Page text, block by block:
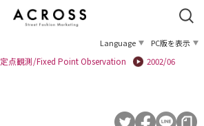
Language
PC版を表示
定点観測/Fixed Point Observation
2002/06